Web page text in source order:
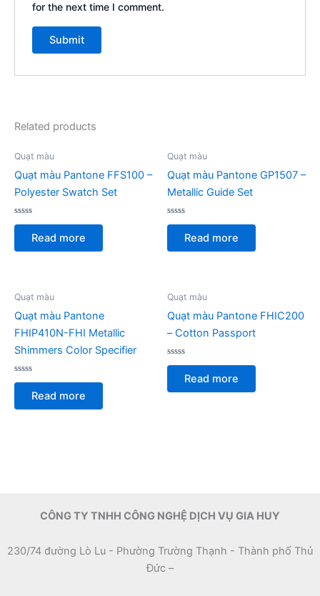
for the next time I comment.
Related products
Quạt màu
Quạt màu Pantone FFS100 –
Polyester Swatch Set
Rated
of
Read more
Quạt màu
Quạt màu Pantone GP1507 –
Metallic Guide Set
Rated
of
Read more
Quạt màu
Quạt màu Pantone
FHIP410N-FHI Metallic
Shimmers Color Specifier
Rated
of
Read more
Quạt màu
Quạt màu Pantone FHIC200
– Cotton Passport
Rated
of
Read more
CÔNG TY TNHH CÔNG NGHỆ DỊCH VỤ GIA HUY
230/74 đường Lò Lu - Phường Trường Thạnh - Thành phố Thủ
Đức –